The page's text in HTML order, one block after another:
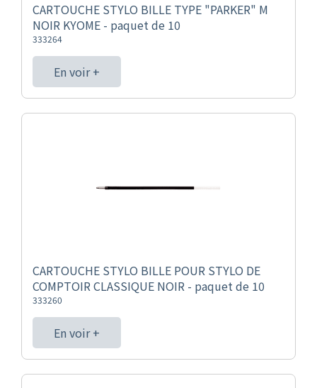
CARTOUCHE STYLO BILLE TYPE "PARKER" M
NOIR KYOME - paquet de 10
333264
En voir +
CARTOUCHE STYLO BILLE POUR STYLO DE
COMPTOIR CLASSIQUE NOIR - paquet de 10
333260
En voir +